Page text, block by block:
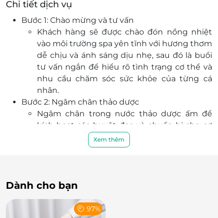
Chi tiết dịch vụ
Bước 1: Chào mừng và tư vấn
Khách hàng sẽ được chào đón nồng nhiệt
vào môi trường spa yên tĩnh với hương thơm
dễ chịu và ánh sáng dịu nhẹ, sau đó là buổi
tư vấn ngắn để hiểu rõ tình trạng cơ thể và
nhu cầu chăm sóc sức khỏe của từng cá
nhân.
Bước 2: Ngâm chân thảo dược
Ngâm chân trong nước thảo dược ấm để
kích hoạt các huyệt đạo và chuẩn bị cho cơ
thể tiếp nhận điều trị.
Bước 3: Massage khô – Đầu, Cổ, Vai: Giảm căng
cơ, kết hợp với liệu pháp xông hơi thảo dược
tạo và thư giãn làn da.
Xem thêm
Dành cho bạn
97%